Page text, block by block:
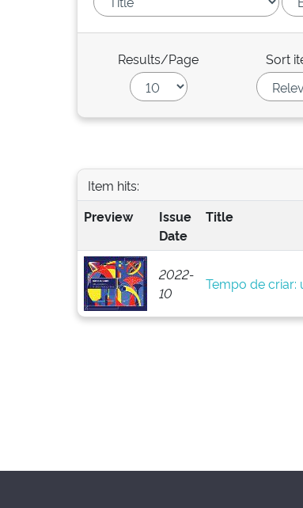
Results/Page Sort
Item hits:
Preview
Issue
Date
Title
2022-
10
Tempo de criar: